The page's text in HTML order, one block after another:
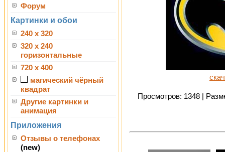
Форум
Картинки и обои
240 x 320
320 x 240
горизонтальные
720 x 400
магический чёрный
квадрат
Другие картинки и
анимация
Приложения
Отзывы о телефонах
(new)
Просмотров: 1348 |